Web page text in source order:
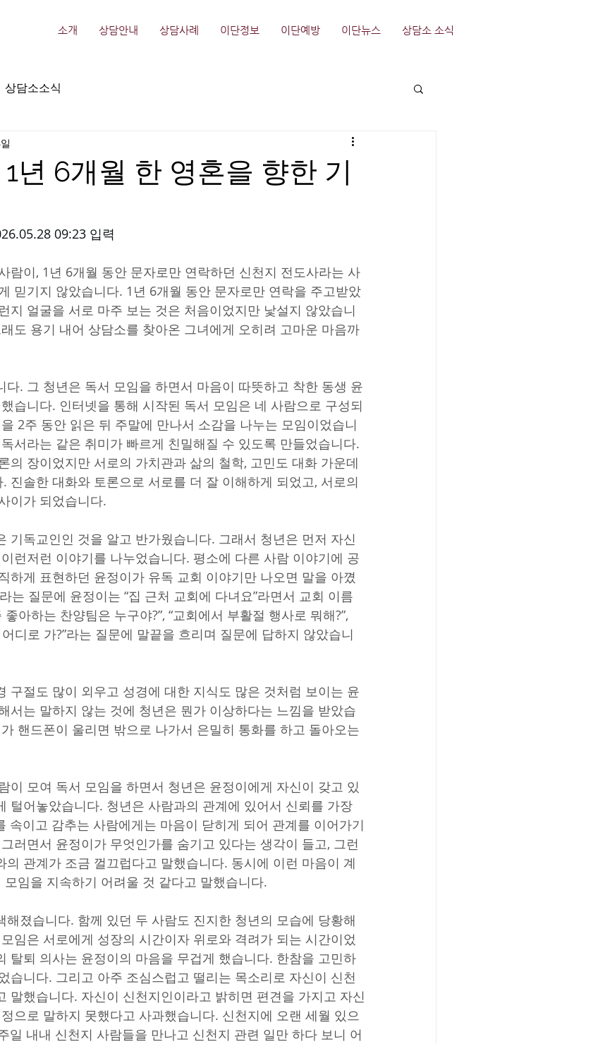
소개 상담안내 상담사례 이단정보 이단예방 이단뉴스 상담소 소식
상담소소식
년 6개월 한 영혼을 향한 기
09:23 입력
람이, 1년 6개월 동안 문자로만 연락하던 신천지 전도사라는 사
믿기지 않았습니다. 1년 6개월 동안 문자로만 연락을 주고받았
지 얼굴을 서로 마주 보는 것은 처음이었지만 낯설지 않았습니
도 용기 내어 상담소를 찾아온 그녀에게 오히려 고마운 마음까
다. 그 청년은 독서 모임을 하면서 마음이 따뜻하고 착한 동생 윤
습니다. 인터넷을 통해 시작된 독서 모임은 네 사람으로 구성되
2주 동안 읽은 뒤 주말에 만나서 소감을 나누는 모임이었습니
서라는 같은 취미가 빠르게 친밀해질 수 있도록 만들었습니다.
의 장이었지만 서로의 가치관과 삶의 철학, 고민도 대화 가운데
진솔한 대화와 토론으로 서로를 더 잘 이해하게 되었고, 서로의
이가 되었습니다.
기독교인인 것을 알고 반가웠습니다. 그래서 청년은 먼저 자신
런저런 이야기를 나누었습니다. 평소에 다른 사람 이야기에 공
하게 표현하던 윤정이가 유독 교회 이야기만 나오면 말을 아꼈
는 질문에 윤정이는 “집 근처 교회에 다녀요”라면서 교회 이름
아하는 찬양팀은 누구야?”, “교회에서 부활절 행사로 뭐해?”,
디로 가?”라는 질문에 말끝을 흐리며 질문에 답하지 않았습니
구절도 많이 외우고 성경에 대한 지식도 많은 것처럼 보이는 윤
서는 말하지 않는 것에 청년은 뭔가 이상하다는 느낌을 받았습
핸드폰이 울리면 밖으로 나가서 은밀히 통화를 하고 돌아오는
이 모여 독서 모임을 하면서 청년은 윤정이에게 자신이 갖고 있
털어놓았습니다. 청년은 사람과의 관계에 있어서 신뢰를 가장
속이고 감추는 사람에게는 마음이 닫히게 되어 관계를 이어가기
러면서 윤정이가 무엇인가를 숨기고 있다는 생각이 들고, 그런
관계가 조금 껄끄럽다고 말했습니다. 동시에 이런 마음이 계
임을 지속하기 어려울 것 같다고 말했습니다.
해졌습니다. 함께 있던 두 사람도 진지한 청년의 모습에 당황해
임은 서로에게 성장의 시간이자 위로와 격려가 되는 시간이었
탈퇴 의사는 윤정이의 마음을 무겁게 했습니다. 한참을 고민하
습니다. 그리고 아주 조심스럽고 떨리는 목소리로 자신이 신천
말했습니다. 자신이 신천지인이라고 밝히면 편견을 가지고 자신
으로 말하지 못했다고 사과했습니다. 신천지에 오랜 세월 있으
일 내내 신천지 사람들을 만나고 신천지 관련 일만 하다 보니 어